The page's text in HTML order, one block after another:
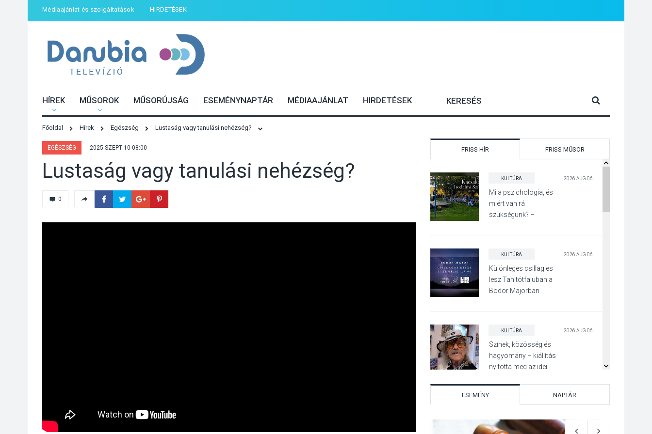
Médiaajánlat és szolgáltatások HIRDETÉSEK
HÍREK MŰSOROK MŰSORÚJSÁG ESEMÉNYNAPTÁR MÉDIAAJÁNLAT HIRDETÉSEK
Főoldal Hírek Egészség Lustaság vagy tanulási nehézség?
EGÉSZSÉG 2025 SZEPT 10 08:00
Lustaság vagy tanulási nehézség?
0
FRISS HÍR FRISS MŰSOR
KULTÚRA 2026 AUG 06
Mi a pszichológia, és
miért van rá
szükségünk? –
Irodalmi Színpadon
KULTÚRA 2026 AUG 06
Különleges csillagles
lesz Tahitótfaluban a
Bodor Majorban
KULTÚRA 2026 AUG 06
Színek, közösség és
hagyomány – kiállítás
nyitotta meg az idei
KULTÚRA 2026 AUG 05
Mordái folk-rock
koncert lesz a
ESEMÉNY NAPTÁR